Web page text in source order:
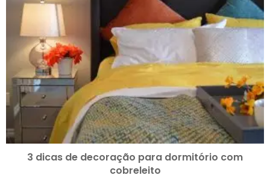
3 dicas de decoração para dormitório com
cobreleito